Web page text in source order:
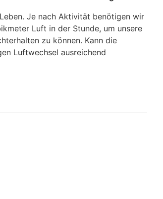
Je nach Aktivität benötigen wir
Luft in der Stunde, um unsere
zu können. Kann die
Luftwechsel ausreichend